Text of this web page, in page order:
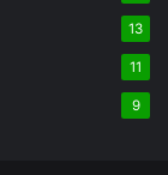
13
11
9